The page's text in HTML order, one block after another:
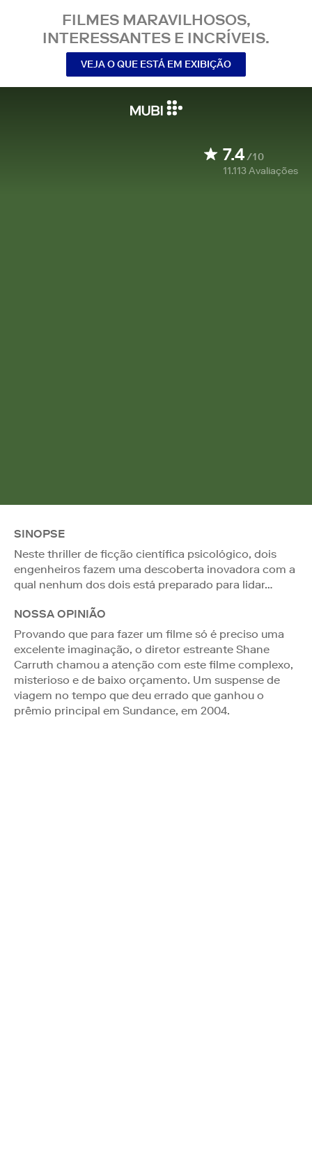
FILMES MARAVILHOSOS,
INTERESSANTES E INCRÍVEIS.
VEJA O QUE ESTÁ EM EXIBIÇÃO
7.4/10
11.113Avaliações
SINOPSE
Neste thriller de ficção científica psicológico, dois
engenheiros fazem uma descoberta inovadora com a
qual nenhum dos dois está preparado para lidar…
NOSSA OPINIÃO
Provando que para fazer um filme só é preciso uma
excelente imaginação, o diretor estreante Shane
Carruth chamou a atenção com este filme complexo,
misterioso e de baixo orçamento. Um suspense de
viagem no tempo que deu errado que ganhou o
prêmio principal em Sundance, em 2004.